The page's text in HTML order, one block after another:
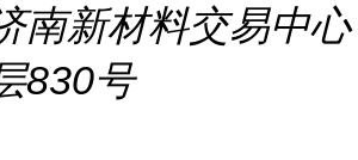
南新材料交易中心
830号